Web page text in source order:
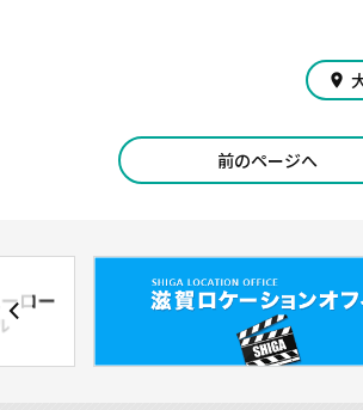
place
前のページへ